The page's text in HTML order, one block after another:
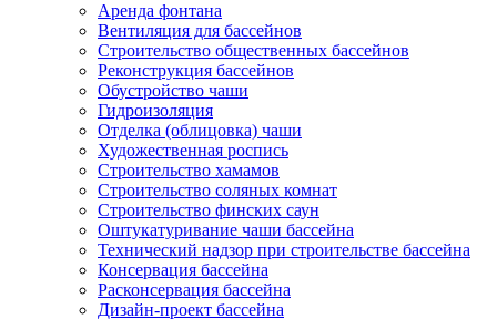
Аренда фонтана
Вентиляция для бассейнов
Строительство общественных бассейнов
Реконструкция бассейнов
Обустройство чаши
Гидроизоляция
Отделка (облицовка) чаши
Художественная роспись
Строительство хамамов
Строительство соляных комнат
Строительство финских саун
Оштукатуривание чаши бассейна
Технический надзор при строительстве бассейна
Консервация бассейна
Расконсервация бассейна
Дизайн-проект бассейна